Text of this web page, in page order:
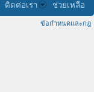
ติดต่อเรา ช่วยเหลือ
ข้อกำหนดและกฎ